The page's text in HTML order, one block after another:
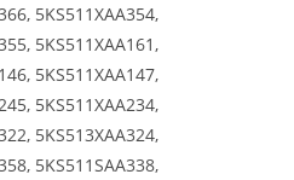
5KS511XAA354,
5KS511XAA161,
5KS511XAA147,
5KS511XAA234,
5KS513XAA324,
5KS511SAA338,